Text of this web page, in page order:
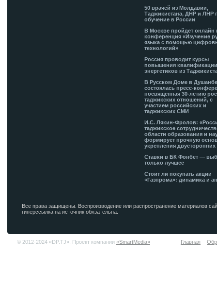
50 врачей из Молдавии,
Таджикистана, ДНР и ЛНР
обучение в России
В Москве пройдет онлайн
конференция «Изучение
языка с помощью
технологий»
Россия проводит курсы
повышения
энергетиков из
В Русском Доме в
состоялась пресс-
посвященная 30-летию
таджикских отношений, с
участием российских и
таджикских СМИ
И.С. Лякин-Фролов:
таджикское
области образования и
формирует прочную
укрепления двусторонних
Ставки в БК Фонбет —
только лучшее
Стоит ли покупать акции
«Газпрома»: динамика и
Все права защищены. Воспроизводение или распространение материалов
гиперссылка на источник обязательна.
© 2012-2024 «DP.TJ». Проект компании «SmartMedia» Главная